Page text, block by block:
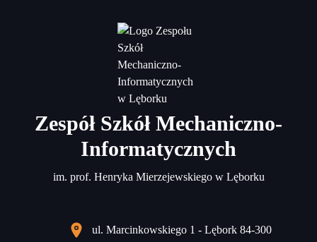
Zespół Szkół Mechaniczno-
Informatycznych
im. prof. Henryka Mierzejewskiego w Lęborku
ul. Marcinkowskiego 1 - Lębork 84-300